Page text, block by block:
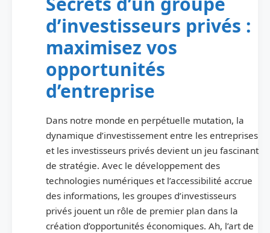
d’investisseurs privés :
maximisez vos
opportunités
d’entreprise
Dans notre monde en perpétuelle mutation, la
dynamique d’investissement entre les entreprises
et les investisseurs privés devient un jeu fascinant
de stratégie. Avec le développement des
technologies numériques et l’accessibilité accrue
des informations, les groupes d’investisseurs
privés jouent un rôle de premier plan dans la
création d’opportunités économiques. Ah, l’art de